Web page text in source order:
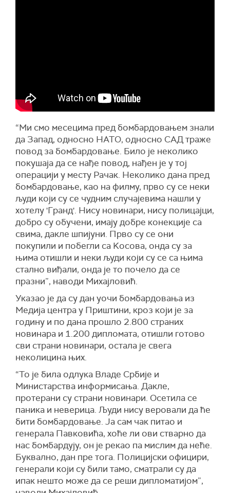
“Ми смо месецима пред бомбардовањем знали
да Запад, односно НАТО, односно САД траже
повод за бомбардовање. Било је неколико
покушаја да се нађе повод, нађен је у тој
операцији у месту Рачак. Неколико дана пред
бомбардовање, као на филму, прво су се неки
људи који су се чудним случајевима нашли у
хотелу 'Гранд'. Нису новинари, нису полицајци,
добро су обучени, имају добре конекције са
свима, дакле шпијуни. Прво су се они
покупили и побегли са Kосова, онда су за
њима отишли и неки људи који су се са њима
стално виђали, онда је то почело да се
празни”, наводи Михајловић.
Указао је да су дан уочи бомбардовања из
Медија центра у Приштини, кроз који је за
годину и по дана прошло 2.800 страних
новинара и 1.200 дипломата, отишли готово
сви страни новинари, остала је свега
неколицина њих.
“То је била одлука Владе Србије и
Министарства информисања. Дакле,
протерани су страни новинари. Осетила се
паника и неверица. Људи нису веровали да ће
бити бомбардовање. Ја сам чак питао и
генерала Павковића, хоће ли ови стварно да
нас бомбардују, он је рекао па мислим да неће.
Буквално, дан пре тога. Полицијски официри,
генерали који су били тамо, сматрали су да
ипак нешто може да се реши дипломатијом”,